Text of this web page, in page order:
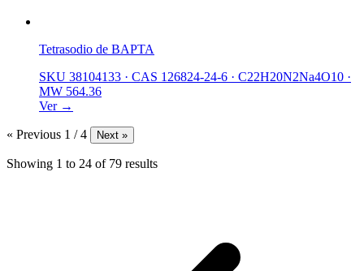
Tetrasodio de BAPTA
SKU 38104133 · CAS 126824-24-6 · C22H20N2Na4O10 ·
MW 564.36
Ver →
« Previous 1 / 4 Next »
Showing 1 to 24 of 79 results